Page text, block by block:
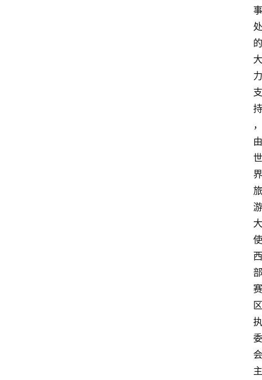
事
处
的
大
力
支
持
，
由
世
界
旅
游
大
使
西
部
赛
区
执
委
会
主